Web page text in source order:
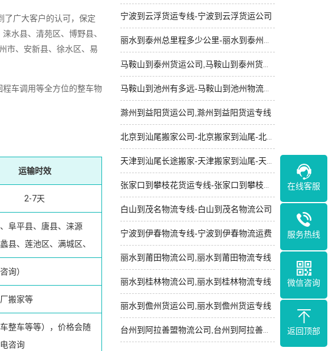
了广大客户的认可，保定
水县、清苑区、博野县、
市、安新县、徐水区、易
车调用等全方位的整车物
运输时效
2-7天
阜平县、唐县、涞源
县、莲池区、满城区、
询）
搬家等
整车等等），价格会随
咨询
宁波到云浮货运专线-宁波到云浮货运公司
丽水到泰州总里程多少公里-丽水到泰州物流专线-定时发车
马鞍山到泰州货运公司,马鞍山到泰州货运专线
马鞍山到池州有多远-马鞍山到池州物流专线-自备车辆
滁州到益阳货运公司,滁州到益阳货运专线
北京到汕尾搬家公司-北京搬家到汕尾-北京到汕尾长途搬家
天津到汕尾长途搬家-天津搬家到汕尾-天津到汕尾搬家公司
张家口到攀枝花货运专线-张家口到攀枝花运费多少钱
白山到茂名物流专线-白山到茂名物流公司
宁波到伊春物流专线-宁波到伊春物流运费
丽水到莆田物流公司,丽水到莆田物流专线
丽水到桂林物流公司,丽水到桂林物流专线
丽水到儋州货运公司,丽水到儋州货运专线
台州到阿拉善盟物流公司,台州到阿拉善盟物流专线
在线客服
服务热线
微信咨询
返回顶部